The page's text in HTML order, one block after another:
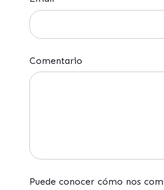
Comentario
Puede conocer cómo nos